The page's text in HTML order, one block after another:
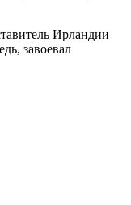
Ирландии
завоевал